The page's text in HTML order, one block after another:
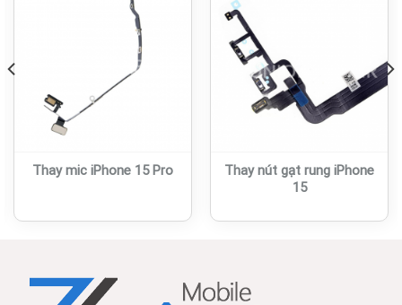
Thay mic iPhone 15 Pro
Thay nút gạt rung iPhone
15